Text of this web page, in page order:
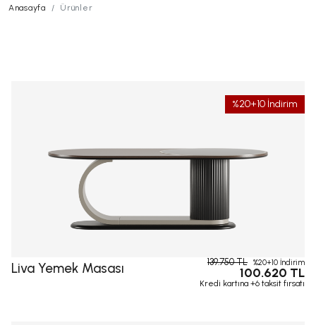
Anasayfa Ürünler
%20+10 İndirim
Liva Yemek Masası 139.750 TL %20+10 İndirim
100.620 TL
Kredi kartına +6 taksit fırsatı